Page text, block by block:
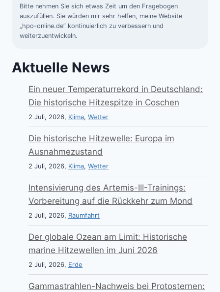
Bitte nehmen Sie sich etwas Zeit um den Fragebogen
auszufüllen. Sie würden mir sehr helfen, meine Website
„hpo-online.de“ kontinuierlich zu verbessern und
weiterzuentwickeln.
Aktuelle News
Ein neuer Temperaturrekord in Deutschland:
Die historische Hitzespitze in Coschen
2 Juli, 2026, Klima, Wetter
Die historische Hitzewelle: Europa im
Ausnahmezustand
2 Juli, 2026, Klima, Wetter
Intensivierung des Artemis-III-Trainings:
Vorbereitung auf die Rückkehr zum Mond
2 Juli, 2026, Raumfahrt
Der globale Ozean am Limit: Historische
marine Hitzewellen im Juni 2026
2 Juli, 2026, Erde
Gammastrahlen-Nachweis bei Protosternen: